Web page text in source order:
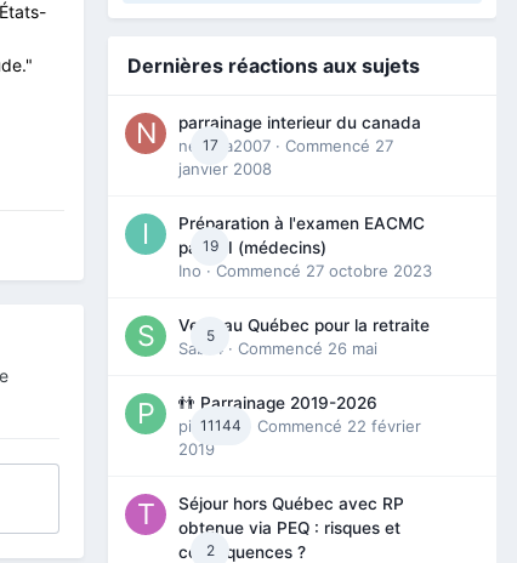
Dernières réactions aux sujets
17
parrainage interieur du canada
nedjma2007 · Commencé 27
janvier 2008
19
Préparation à l'examen EACMC
partie I (médecins)
Ino · Commencé 27 octobre 2023
5
Venir au Québec pour la retraite
Sab74 · Commencé 26 mai
11144
👬 Parrainage 2019-2026
piinoush
· Commencé 22 février
2019
2
Séjour hors Québec avec RP
obtenue via PEQ : risques et
conséquences ?